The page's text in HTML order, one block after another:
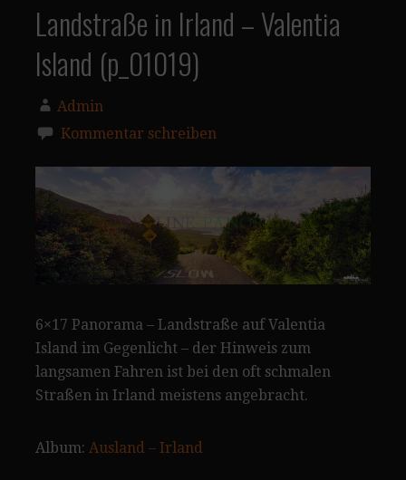
Landstraße in Irland – Valentia
Island (p_01019)
Admin
Kommentar schreiben
6×17 Panorama – Landstraße auf Valentia
Island im Gegenlicht – der Hinweis zum
langsamen Fahren ist bei den oft schmalen
Straßen in Irland meistens angebracht.
Album: Ausland – Irland